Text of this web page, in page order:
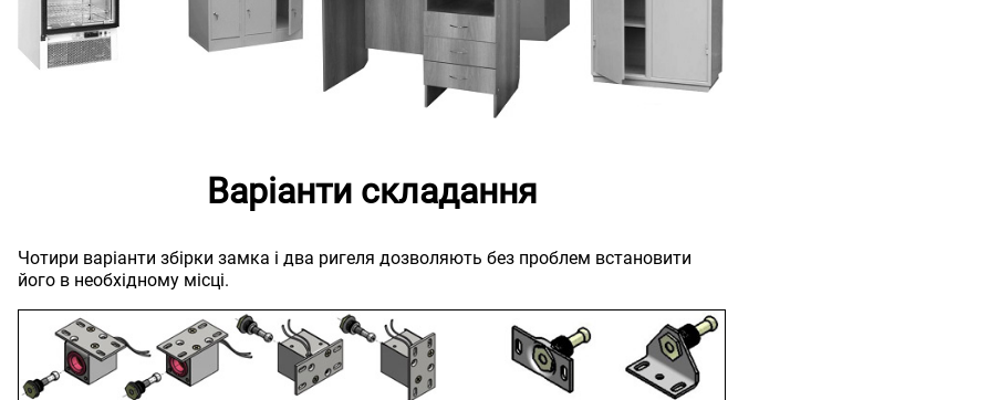
Варіанти складання
Чотири варіанти збірки замка і два ригеля дозволяють без проблем встановити
його в необхідному місці.